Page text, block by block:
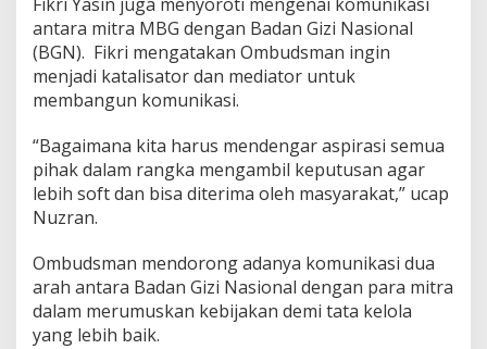
antara mitra MBG dengan Badan Gizi Nasional
(BGN). Fikri mengatakan Ombudsman ingin
menjadi katalisator dan mediator untuk
membangun komunikasi.
“Bagaimana kita harus mendengar aspirasi semua
pihak dalam rangka mengambil keputusan agar
lebih soft dan bisa diterima oleh masyarakat,” ucap
Nuzran.
Ombudsman mendorong adanya komunikasi dua
arah antara Badan Gizi Nasional dengan para mitra
dalam merumuskan kebijakan demi tata kelola
yang lebih baik.